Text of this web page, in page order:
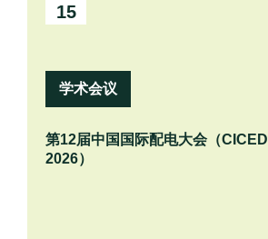
15
学术会议
第12届中国国际配电大会（CICED
2026）